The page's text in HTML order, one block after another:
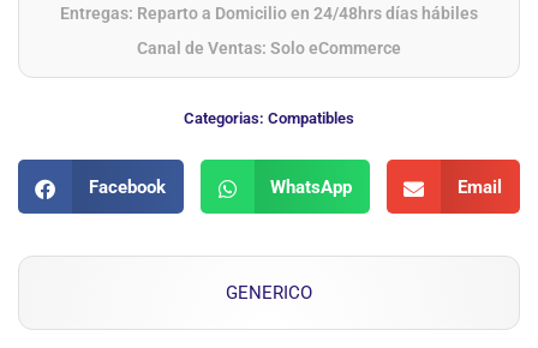
Entregas: Reparto a Domicilio en 24/48hrs días hábiles
Canal de Ventas: Solo eCommerce
Categorias: Compatibles
Facebook WhatsApp Email
GENERICO